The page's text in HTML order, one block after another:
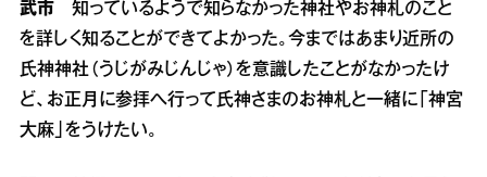
武市 知っているようで知らなかった神社やお神札のこと
を詳しく知ることができてよかった。今まではあまり近所の
氏神神社（うじがみじんじゃ）を意識したことがなかったけ
ど、お正月に参拝へ行って氏神さまのお神札と一緒に「神宮
大麻」をうけたい。